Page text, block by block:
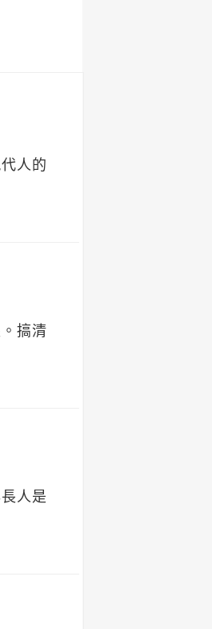
人的
搞清
人是